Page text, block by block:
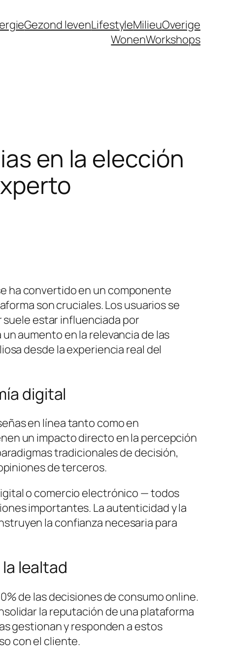
Gezond levenLifestyleMilieuOverige
WonenWorkshops
en la elección
ha convertido en un componente
son cruciales. Los usuarios se
estar influenciada por
aumento en la relevancia de las
desde la experiencia real del
digital
en línea tanto como en
un impacto directo en la percepción
tradicionales de decisión,
de terceros.
o comercio electrónico — todos
importantes. La autenticidad y la
la confianza necesaria para
lealtad
de las decisiones de consumo online.
la reputación de una plataforma
gestionan y responden a estos
con el cliente.